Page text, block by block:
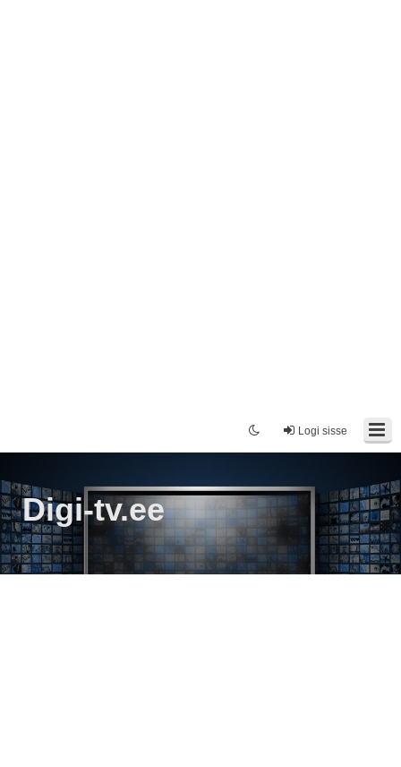
Logi sisse
Digi-tv.ee